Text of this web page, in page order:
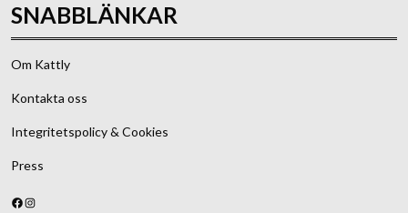
SNABBLÄNKAR
Om Kattly
Kontakta oss
Integritetspolicy & Cookies
Press
Facebook
Instagram